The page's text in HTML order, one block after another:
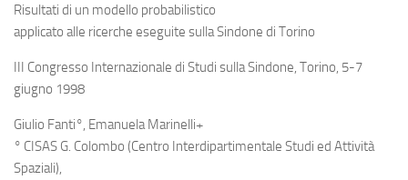
Risultati di un modello probabilistico
applicato alle ricerche eseguite sulla Sindone di Torino
III Congresso Internazionale di Studi sulla Sindone, Torino, 5-7
giugno 1998
Giulio Fanti°, Emanuela Marinelli+
° CISAS G. Colombo (Centro Interdipartimentale Studi ed Attività
Spaziali),